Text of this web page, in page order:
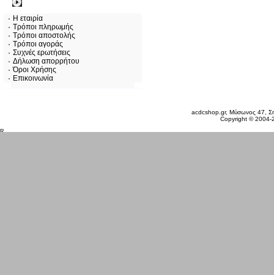
Η εταιρία
Τρόποι πληρωμής
Τρόποι αποστολής
Τρόποι αγοράς
Συχνές ερωτήσεις
Δήλωση απορρήτου
Όροι Χρήσης
Επικοινωνία
acdcshop.gr, Μύσωνος 47,
Copyright ©